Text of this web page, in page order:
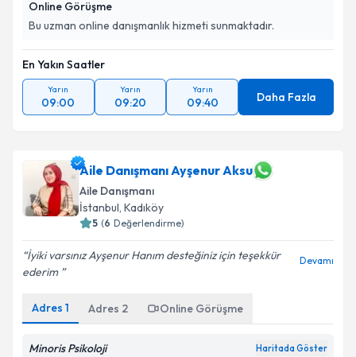
Online Görüşme
Bu uzman online danışmanlık hizmeti sunmaktadır.
En Yakın Saatler
Yarın
09:00
Yarın
09:20
Yarın
09:40 Daha Fazla
Aile Danışmanı Ayşenur Aksu
Aile Danışmanı
İstanbul, Kadıköy
5 (6 Değerlendirme)
İyiki varsınız Ayşenur Hanım desteğiniz için teşekkür
ederim ️
Devamı
Adres 1 Adres 2 Online Görüşme
Minoris Psikoloji Haritada Göster